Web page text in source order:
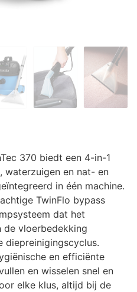
370 biedt een 4-in-1
waterzuigen en nat- en
in één machine.
TwinFlo bypass
dat het
de vloerbedekking
diepreinigingscyclus.
en efficiënte
en wisselen snel en
elke klus, altijd bij de